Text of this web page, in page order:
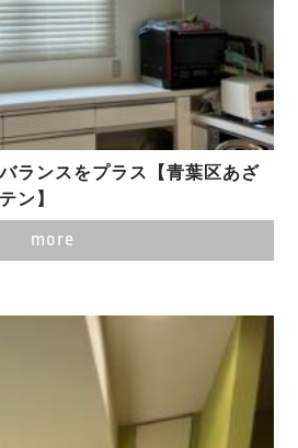
ランスをプラス【青葉区あざ
ン】
more